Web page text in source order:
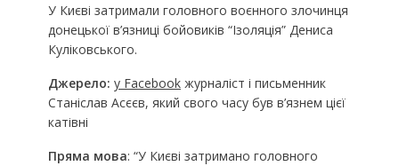
У Києві затримали головного воєнного злочинця
донецької в’язниці бойовиків “Ізоляція” Дениса
Куліковського.
Джерело: у Facebookжурналіст і письменник
Станіслав Асєєв, який свого часу був в’язнем цієї
катівні
Пряма мова: “У Києві затримано головного